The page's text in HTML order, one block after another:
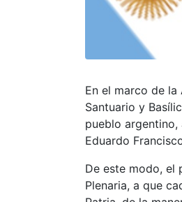
En el marco de
Santuario y
pueblo
Eduardo
De este modo, el
Plenaria, a que